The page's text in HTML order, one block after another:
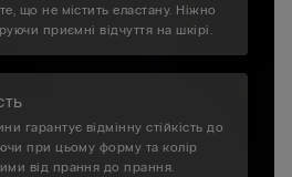
що не містить еластану. Ніжно
приємні відчуття на шкірі.
гарантує відмінну стійкість до
при цьому форму та колір
від прання до прання.